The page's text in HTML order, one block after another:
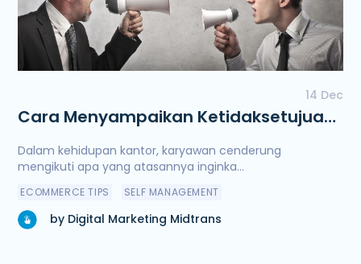
14 Dec
Cara Menyampaikan Ketidaksetujuan
Pada Atasan dengan Benar
Dalam kehidupan kantor, karyawan cenderung
mengikuti apa yang atasannya inginka...
ECOMMERCE TIPS SELF MANAGEMENT
by Digital Marketing Midtrans